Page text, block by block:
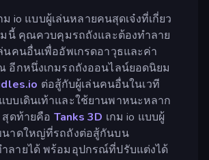
ม io แบบผู้เล่นหลายคนสุดเจ๋งที่เกี่ยว
มนี้ คุณควบคุมรถถังและต้องทำลาย
นคนอื่นเพื่ออัพเกรดอาวุธและค่า
อีกหนึ่งเกมรถถังออนไลน์ยอดนิยม
ต่อสู้กับผู้เล่นคนอื่นในเวที
บเดินเท้าและใช้ยานพาหนะหลาก
สุดท้ายคือ Tanks 3D เกม io แบบผู้
นาดใหญ่ที่รถถังต่อสู้กันบน
ลายได้ พร้อมอุปกรณ์ที่ปรับแต่งได้